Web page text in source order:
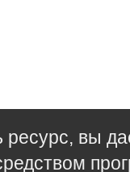
ресурс, вы